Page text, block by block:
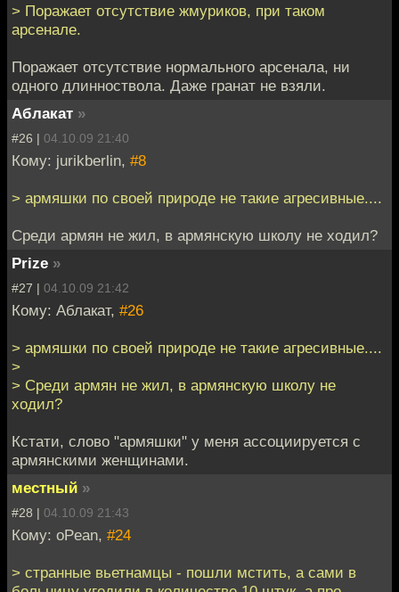
> Поражает отсутствие жмуриков, при таком
арсенале.
Поражает отсутствие нормального арсенала, ни
одного длинноствола. Даже гранат не взяли.
Аблакат »
#26 | 04.10.09 21:40
Кому: jurikberlin, #8
> армяшки по своей природе не такие агресивные....
Среди армян не жил, в армянскую школу не ходил?
Prize »
#27 | 04.10.09 21:42
Кому: Аблакат, #26
> армяшки по своей природе не такие агресивные....
>
> Среди армян не жил, в армянскую школу не
ходил?
Кстати, слово "армяшки" у меня ассоциируется с
армянскими женщинами.
местный »
#28 | 04.10.09 21:43
Кому: oPean, #24
> странные вьетнамцы - пошли мстить, а сами в